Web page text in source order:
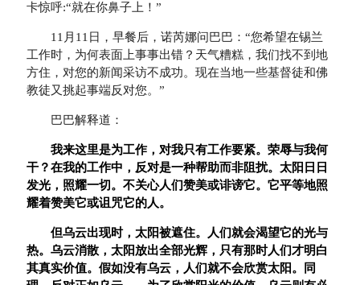
卡惊呼:“就在你鼻子上！”
11月11日，早餐后，诺芮娜问巴巴：“您希望在锡兰
工作时，为何表面上事事出错？天气糟糕，我们找不到地
方住，对您的新闻采访不成功。现在当地一些基督徒和佛
教徒又挑起事端反对您。”
巴巴解释道：
我来这里是为工作，对我只有工作要紧。荣辱与我何
干？在我的工作中，反对是一种帮助而非阻扰。太阳日日
发光，照耀一切。不关心人们赞美或诽谤它。它平等地照
耀着赞美它或诅咒它的人。
但乌云出现时，太阳被遮住。人们就会渴望它的光与
热。乌云消散，太阳放出全部光辉，只有那时人们才明白
其真实价值。假如没有乌云，人们就不会欣赏太阳。同